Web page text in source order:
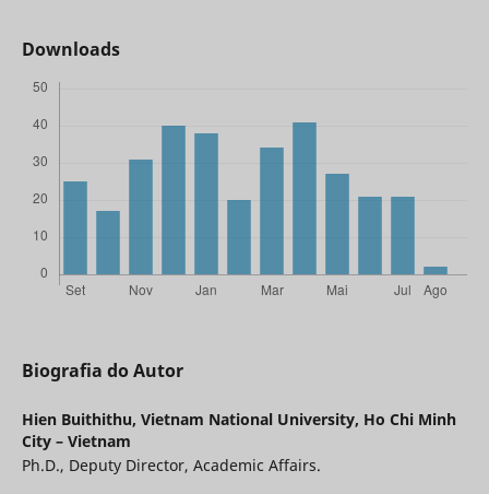
Downloads
Biografia do Autor
Hien Buithithu, Vietnam National University, Ho Chi Minh
City – Vietnam
Ph.D., Deputy Director, Academic Affairs.